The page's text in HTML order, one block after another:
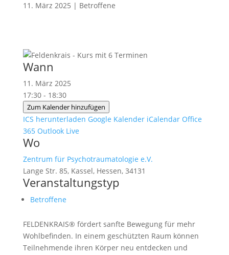
11. März 2025 | Betroffene
Wann
11. März 2025
17:30 - 18:30
Zum Kalender hinzufügen
ICS herunterladen Google Kalender iCalendar Office
365 Outlook Live
Wo
Zentrum für Psychotraumatologie e.V.
Lange Str. 85, Kassel, Hessen, 34131
Veranstaltungstyp
Betroffene
FELDENKRAIS® fördert sanfte Bewegung für mehr
Wohlbefinden. In einem geschützten Raum können
Teilnehmende ihren Körper neu entdecken und